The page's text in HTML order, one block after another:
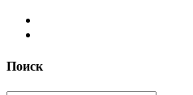
Поиск